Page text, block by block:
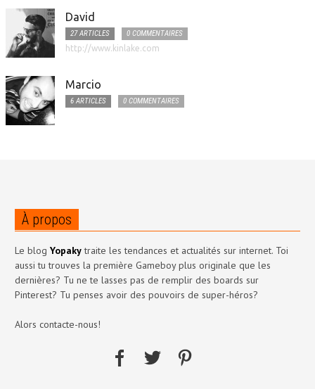
David
27 ARTICLES
0 COMMENTAIRES
http://www.kinlake.com
Marcio
6 ARTICLES 0 COMMENTAIRES
À propos
Le blog Yopakytraite les tendances et actualités sur internet. Toi
aussi tu trouves la première Gameboy plus originale que les
dernières? Tu ne te lasses pas de remplir des boards sur
Pinterest? Tu penses avoir des pouvoirs de super-héros?
Alors contacte-nous!